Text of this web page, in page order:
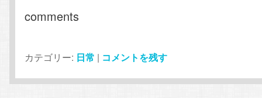
comments
カテゴリー: 日常 | コメントを残す